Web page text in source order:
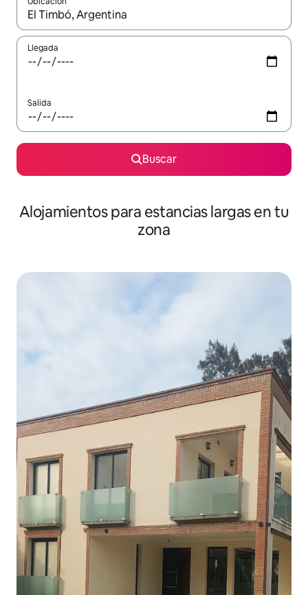
Cuando los resultados estén disponibles, podrás navegar
Llegada
Salida
Buscar
Alojamientos para estancias largas en tu
zona